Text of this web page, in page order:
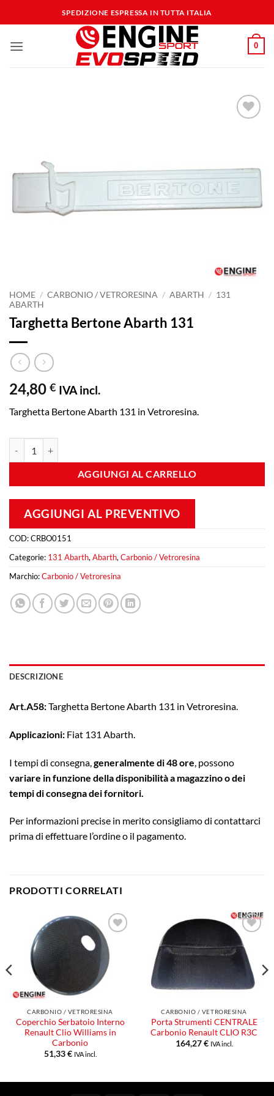
ai
SPEDIZIONE ESPRESSA IN TUTTA ITALIA
0
HOME / CARBONIO / VETRORESINA / ABARTH / 131
ABARTH
Targhetta Bertone Abarth 131
24,80 € IVA incl.
Targhetta Bertone Abarth 131 in Vetroresina.
AGGIUNGI AL CARRELLO
AGGIUNGI AL PREVENTIVO
COD:CRBO0151
Categorie: 131 Abarth, Abarth, Carbonio / Vetroresina
Marchio:Carbonio / Vetroresina
DESCRIZIONE
Art.A58:Targhetta Bertone Abarth 131 in Vetroresina.
Applicazioni: Fiat 131 Abarth.
I tempi di consegna, generalmente di 48 ore , possono
variare in funzione della disponibilità a magazzino o dei
tempi di consegna dei fornitori.
Per informazioni precise in merito consigliamo di contattarci
prima di effettuare l’ordine o il pagamento.
PRODOTTI CORRELATI
Aggiungi
alla lista
dei
desideri
CARBONIO / VETRORESINA
Coperchio Serbatoio Interno
Renault Clio Williams in
Carbonio
51,33€ IVA incl.
Aggiungi
alla lista
dei
desideri
CARBONIO / VETRORESINA
Porta Strumenti CENTRALE
Carbonio Renault CLIO R3C
164,27€ IVA incl.